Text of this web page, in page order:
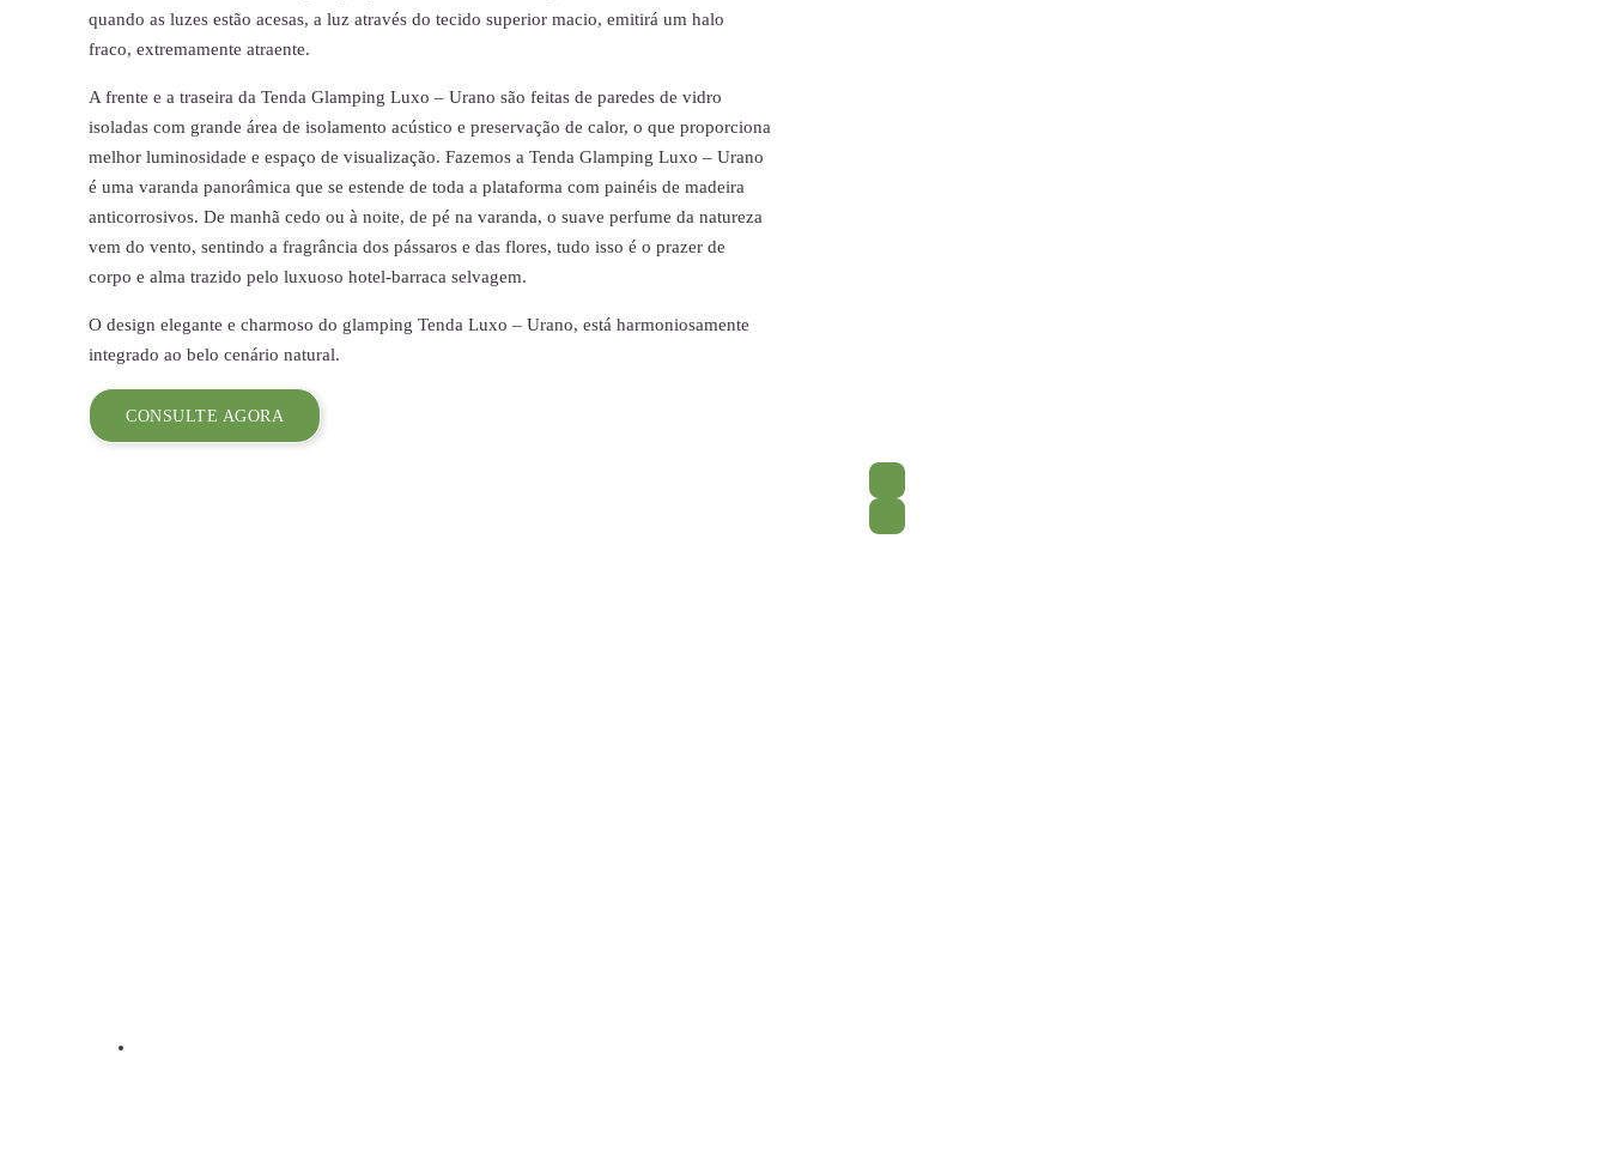
quando as luzes estão acesas, a luz através do tecido superior macio, emitirá um halo
fraco, extremamente atraente.
A frente e a traseira da Tenda Glamping Luxo – Urano são feitas de paredes de vidro
isoladas com grande área de isolamento acústico e preservação de calor, o que proporciona
melhor luminosidade e espaço de visualização. Fazemos a Tenda Glamping Luxo – Urano
é uma varanda panorâmica que se estende de toda a plataforma com painéis de madeira
anticorrosivos. De manhã cedo ou à noite, de pé na varanda, o suave perfume da natureza
vem do vento, sentindo a fragrância dos pássaros e das flores, tudo isso é o prazer de
corpo e alma trazido pelo luxuoso hotel-barraca selvagem.
O design elegante e charmoso do glamping Tenda Luxo – Urano, está harmoniosamente
integrado ao belo cenário natural.
CONSULTE AGORA